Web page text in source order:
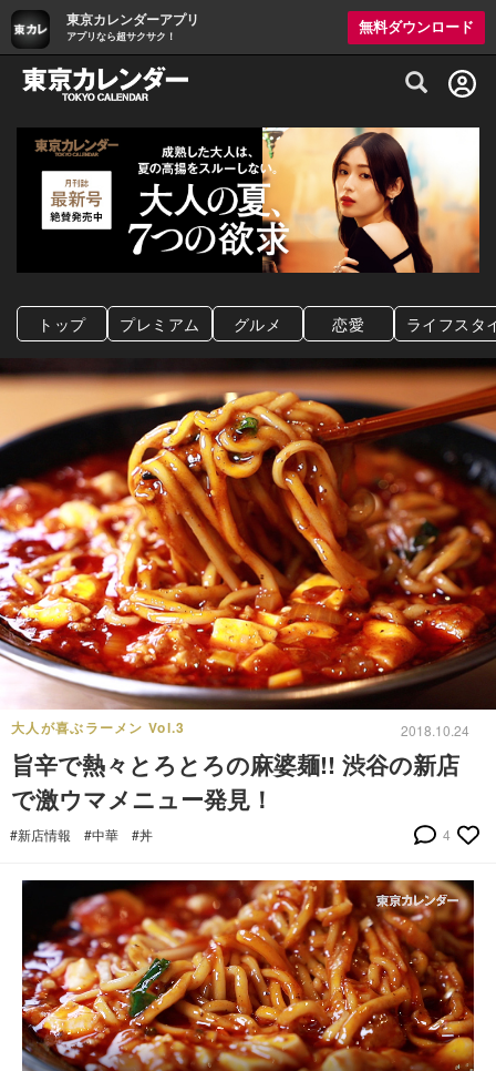
東京カレンダーアプリ
アプリなら超サクサク！
無料ダウンロード
グルメ情報・プレミアムレストラン予約
トップ プレミアム グルメ 恋愛 ライフスタ
大人が喜ぶラーメン Vol.3 2018.10.24
旨辛で熱々とろとろの麻婆麺!! 渋谷の新店
で激ウマメニュー発見！
#新店情報 #中華 #丼 4